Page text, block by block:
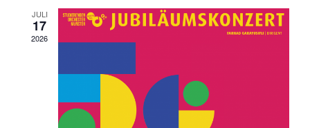
JULI
17
2026